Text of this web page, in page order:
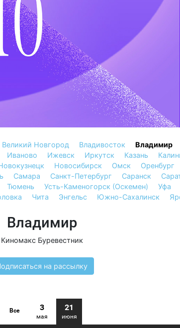
Великий Новгород Владивосток Владимир
Иваново Ижевск Иркутск Казань
Новосибирск Омск Оренбург
Самара Санкт-Петербург Саранск
Тюмень Усть-Каменогорск (Оскемен) Уфа
Чита Энгельс Южно-Сахалинск
Владимир
Киномакс Буревестник
на рассылку
Все 3
мая
21
июня